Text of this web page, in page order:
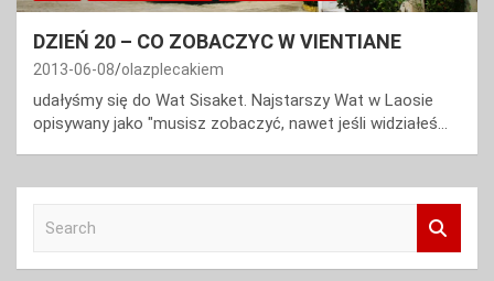
DZIEŃ 20 – CO ZOBACZYC W VIENTIANE
2013-06-08 olazplecakiem
udałyśmy się do Wat Sisaket. Najstarszy Wat w Laosie
opisywany jako "musisz zobaczyć, nawet jeśli widziałeś…